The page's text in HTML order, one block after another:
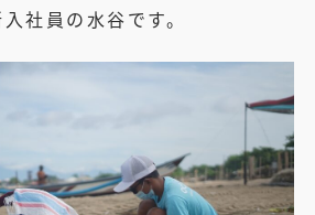
社員の水谷です。